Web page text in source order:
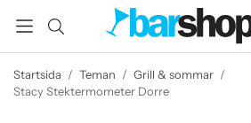
Startsida / Teman / Grill & sommar /
Stacy Stektermometer Dorre